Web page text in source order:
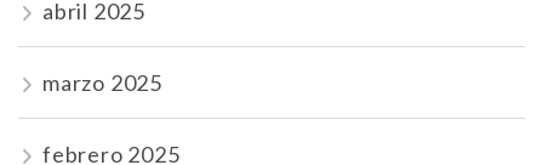
abril 2025
marzo 2025
febrero 2025